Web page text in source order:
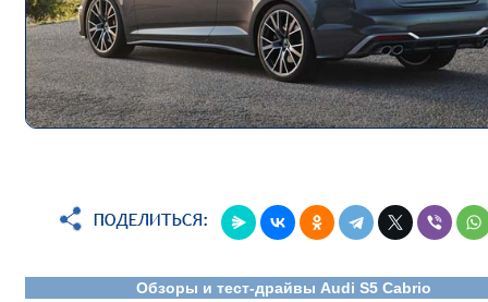
Обзоры и тест-драйвы Audi S5 Cabrio